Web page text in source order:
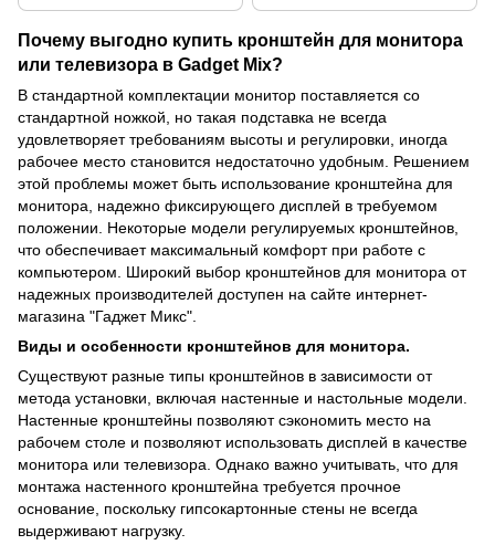
Почему выгодно купить кронштейн для монитора
или телевизора в Gadget Mix?
В стандартной комплектации монитор поставляется со
стандартной ножкой, но такая подставка не всегда
удовлетворяет требованиям высоты и регулировки, иногда
рабочее место становится недостаточно удобным. Решением
этой проблемы может быть использование кронштейна для
монитора, надежно фиксирующего дисплей в требуемом
положении. Некоторые модели регулируемых кронштейнов,
что обеспечивает максимальный комфорт при работе с
компьютером. Широкий выбор кронштейнов для монитора от
надежных производителей доступен на сайте интернет-
магазина "Гаджет Микс".
Виды и особенности кронштейнов для монитора.
Существуют разные типы кронштейнов в зависимости от
метода установки, включая настенные и настольные модели.
Настенные кронштейны позволяют сэкономить место на
рабочем столе и позволяют использовать дисплей в качестве
монитора или телевизора. Однако важно учитывать, что для
монтажа настенного кронштейна требуется прочное
основание, поскольку гипсокартонные стены не всегда
выдерживают нагрузку.